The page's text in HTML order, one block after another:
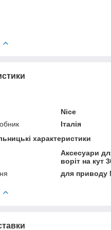
Nice
Італія
характеристики
Аксесуари
воріт на кут
для приводу